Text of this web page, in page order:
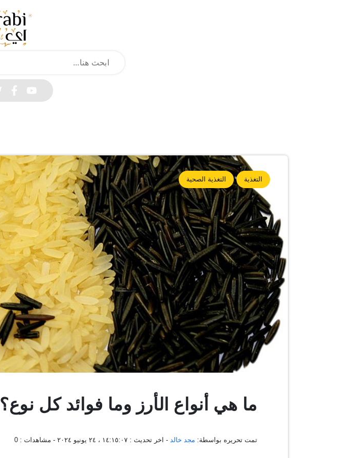
التغذية التغذية الصحية
ما هي أنواع الأرز وما فوائد كل نوع؟
تمت تحريره بواسطة: مجد خالد - اخر تحديث : ١٤:١٥:٠٧ ، ٢٤ يونيو ٢٠٢٤ - مشاهدات : 0